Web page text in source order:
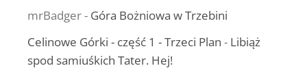
mrBadger- Góra Bożniowa w Trzebini
Celinowe Górki - część 1 - Trzeci Plan - Libiąż
spod samiuśkich Tater. Hej!